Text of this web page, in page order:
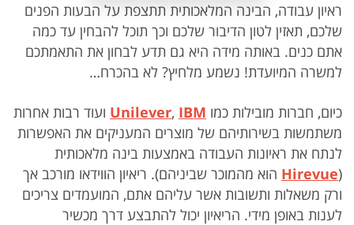
ראיון עבודה, הבינה המלאכותית תתצפת על הבעות הפנים
שלכם, תאזין לטון הדיבור שלכם וכך תוכל להבחין עד כמה
אתם כנים. באותה מידה היא גם תדע לבחון את התאמתכם
למשרה המיועדת! נשמע מלחיץ? לא בהכרח…
כיום, חברות מובילות כמו Unilever, IBM
ועוד רבות אחרות
משתמשות בשירותיהם של מוצרים המעניקים את האפשרות
לנתח את ראיונות העבודה באמצעות בינה מלאכותית
(
Hirevue הוא מהמוכר שביניהם). ריאיון הווידאו מורכב אך
ורק משאלות ותשובות אשר עליהם אתם, המועמדים צריכים
לענות באופן מידי. הריאיון יכול להתבצע דרך מכשיר